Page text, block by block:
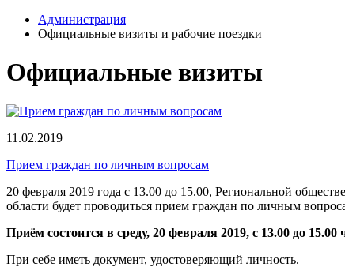
Администрация
Официальные визиты и рабочие поездки
Официальные визиты
11.02.2019
Прием граждан по личным вопросам
20 февраля 2019 года с 13.00 до 15.00, Региональной
области будет проводиться прием граждан по личным
Приём состоится в среду, 20 февраля 2019, с 13.00 до 15.00
При себе иметь документ, удостоверяющий личность.